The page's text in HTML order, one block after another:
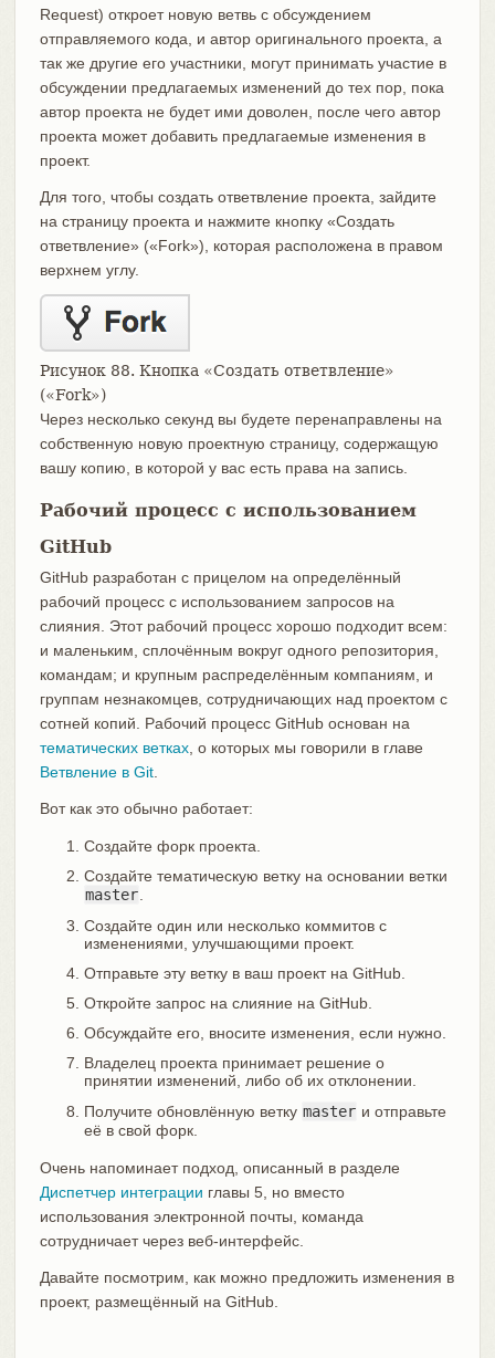
Request) откроет новую ветвь с обсуждением
отправляемого кода, и автор оригинального проекта, а
так же другие его участники, могут принимать участие в
обсуждении предлагаемых изменений до тех пор, пока
автор проекта не будет ими доволен, после чего автор
проекта может добавить предлагаемые изменения в
проект.
Для того, чтобы создать ответвление проекта, зайдите
на страницу проекта и нажмите кнопку «Создать
ответвление» («Fork»), которая расположена в правом
верхнем углу.
Рисунок 88. Кнопка «Создать ответвление»
(«Fork»)
Через несколько секунд вы будете перенаправлены на
собственную новую проектную страницу, содержащую
вашу копию, в которой у вас есть права на запись.
Рабочий процесс с использованием
GitHub
GitHub разработан с прицелом на определённый
рабочий процесс с использованием запросов на
слияния. Этот рабочий процесс хорошо подходит всем:
и маленьким, сплочённым вокруг одного репозитория,
командам; и крупным распределённым компаниям, и
группам незнакомцев, сотрудничающих над проектом с
сотней копий. Рабочий процесс GitHub основан на
тематических ветках, о которых мы говорили в главе
Ветвление в Git.
Вот как это обычно работает:
Создайте форк проекта.
Создайте тематическую ветку на основании ветки
master
Создайте один или несколько коммитов с
изменениями, улучшающими проект.
Отправьте эту ветку в ваш проект на GitHub.
Откройте запрос на слияние на GitHub.
Обсуждайте его, вносите изменения, если нужно.
Владелец проекта принимает решение о
принятии изменений, либо об их отклонении.
Получите обновлённую ветку master и отправьте
её в свой форк.
Очень напоминает подход, описанный в разделе
Диспетчер интеграции главы 5, но вместо
использования электронной почты, команда
сотрудничает через веб-интерфейс.
Давайте посмотрим, как можно предложить изменения в
проект, размещённый на GitHub.